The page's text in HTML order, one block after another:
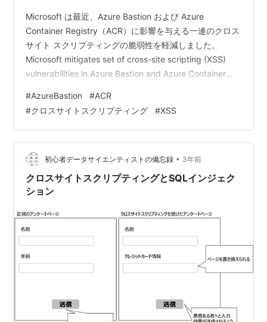
Microsoft は最近、Azure Bastion および Azure
Container Registry（ACR）に影響を与える一連のクロス
サイト スクリプティングの脆弱性を軽減しました。
Microsoft mitigates set of cross-site scripting (XSS)
vulnerabilities in Azure Bastion and Azure Container
Center 概要と部分的な要約です。 これらの脆弱性が悪用
されると、権限のないユーザー…
#AzureBastion #ACR
#クロスサイトスクリプティング #XSS
初心者データサイエンティストの備忘録 • 3年前
クロスサイトスクリプティングとSQLインジェク
ション